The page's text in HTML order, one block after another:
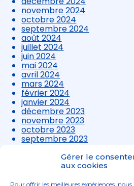
Gérer le
aux cookies
Pour offrir les meilleures expériences,
novembre 2024
octobre 2024
septembre 2024
août 2024
juillet 2024
juin 2024
mai 2024
avril 2024
mars 2024
février 2024
janvier 2024
décembre 2023
novembre 2023
octobre 2023
septembre 2023
août 2023
juillet 2023